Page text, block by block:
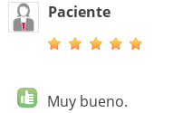
Paciente
Muy bueno.